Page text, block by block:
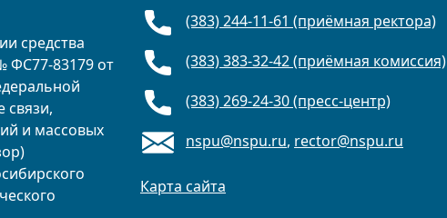
средства
ФС77-83179 от
связи,
и массовых
(383) 244-11-61 (приёмная ректора)
(383) 383-32-42 (приёмная комиссия)
(383) 269-24-30 (пресс-центр)
nspu@nspu.ru, rector@nspu.ru
Карта сайта